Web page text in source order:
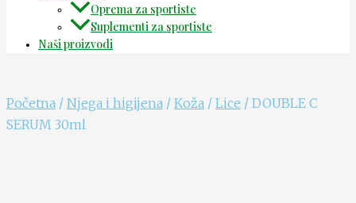
Oprema za sportiste
Suplementi za sportiste
Naši proizvodi
Početna / Njega i higijena / Koža / Lice / DOUBLE C
SERUM 30ml